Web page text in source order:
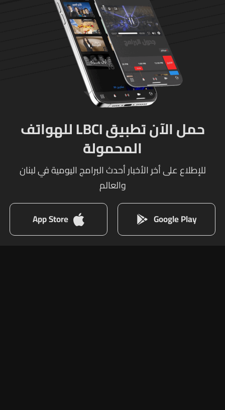
حمل الآن تطبيق LBCI للهواتف
المحمولة
للإطلاع على أخر الأخبار أحدث البرامج اليومية في لبنان
والعالم
Google Play
App Store